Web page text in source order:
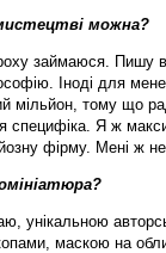
можна?
займаюся. Пишу
Іноді для
мільйон, тому що
специфіка. Я ж
фірму. Мені ж
унікальною
маскою на